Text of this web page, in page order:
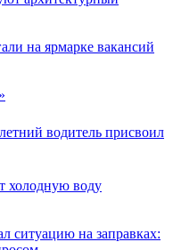
на ярмарке вакансий
водитель присвоил
холодную воду
ситуацию на заправках: